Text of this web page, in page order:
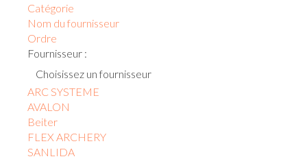
Catégorie
Nom du fournisseur
Ordre
Fournisseur :
Choisissez un fournisseur
ARC SYSTEME
AVALON
Beiter
FLEX ARCHERY
SANLIDA